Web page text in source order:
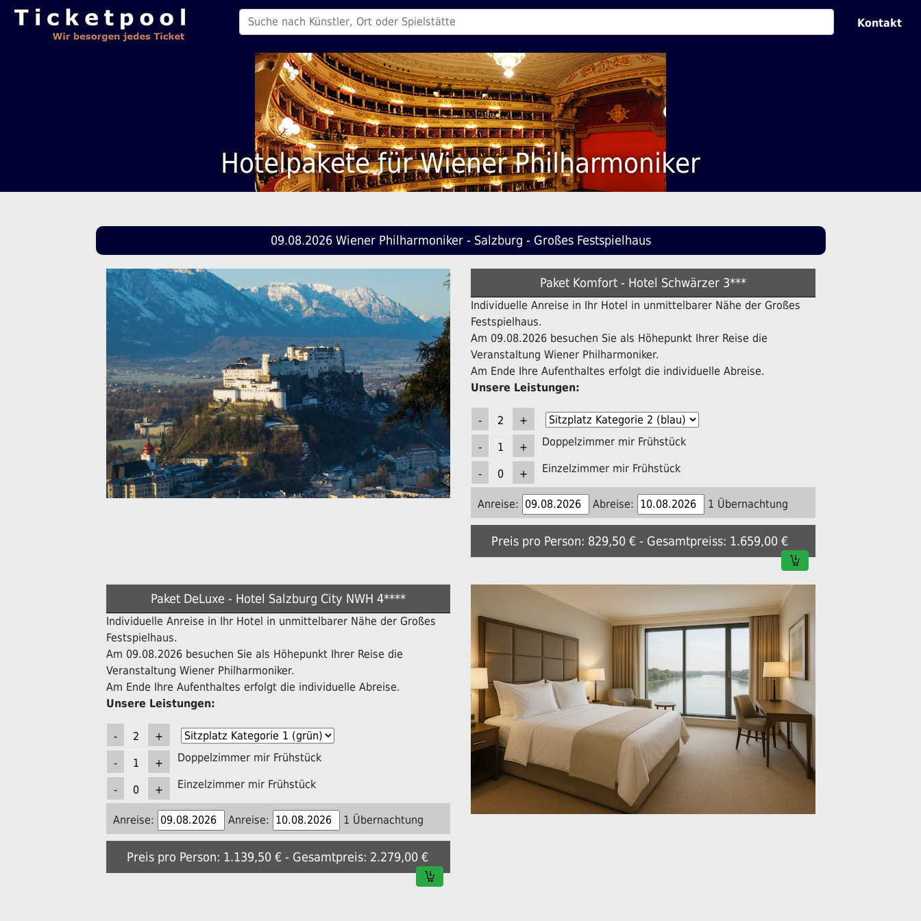
Kontakt
Hotelpakete für Wiener Philharmoniker
09.08.2026 Wiener Philharmoniker - Salzburg - Großes Festspielhaus
Paket Komfort - Hotel Schwärzer 3***
Individuelle Anreise in Ihr Hotel in unmittelbarer Nähe der Großes
Festspielhaus.
Am 09.08.2026 besuchen Sie als Höhepunkt Ihrer Reise die
Veranstaltung Wiener Philharmoniker.
Am Ende Ihre Aufenthaltes erfolgt die individuelle Abreise.
Unsere Leistungen:
Doppelzimmer mir Frühstück
Einzelzimmer mir Frühstück
Anreise: Abreise: 1 Übernachtung
Preis pro Person: 829,50 € - Gesamtpreiss: 1.659,00 €
Paket DeLuxe - Hotel Salzburg City NWH 4****
Individuelle Anreise in Ihr Hotel in unmittelbarer Nähe der Großes
Festspielhaus.
Am 09.08.2026 besuchen Sie als Höhepunkt Ihrer Reise die
Veranstaltung Wiener Philharmoniker.
Am Ende Ihre Aufenthaltes erfolgt die individuelle Abreise.
Unsere Leistungen:
Doppelzimmer mir Frühstück
Einzelzimmer mir Frühstück
Anreise: Anreise: 1 Übernachtung
Preis pro Person: 1.139,50 € - Gesamtpreis: 2.279,00 €